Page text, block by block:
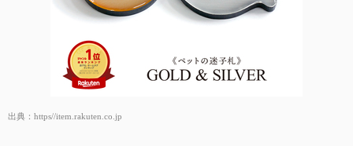
出典： https//item.rakuten.co.jp